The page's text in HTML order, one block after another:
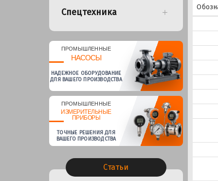
Спецтехника
ПРОМЫШЛЕННЫЕ
НАСОСЫ
НАДЕЖНОЕ ОБОРУДОВАНИЕ
ДЛЯ ВАШЕГО ПРОИЗВОДСТВА
ПРОМЫШЛЕННЫЕ
ИЗМЕРИТЕЛЬНЫЕ
ПРИБОРЫ
ТОЧНЫЕ РЕШЕНИЯ ДЛЯ
ВАШЕГО ПРОИЗВОДСТВА
Статьи